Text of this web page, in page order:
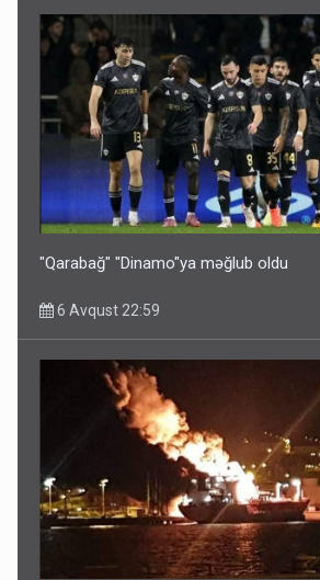
Ərdoğana sui-qəsd planının iştirakçısı
5 Avqust 16:56
Rusiya Azərbaycan vətədaşlarını
"Qarabağ" "Dinamo"ya məğlub oldu
6 Avqust 22:59